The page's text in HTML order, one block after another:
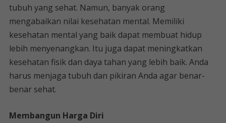
tubuh yang sehat. Namun, banyak orang
mengabaikan nilai kesehatan mental. Memiliki
kesehatan mental yang baik dapat membuat hidup
lebih menyenangkan. Itu juga dapat meningkatkan
kesehatan fisik dan daya tahan yang lebih baik. Anda
harus menjaga tubuh dan pikiran Anda agar benar-
benar sehat.
Membangun Harga Diri